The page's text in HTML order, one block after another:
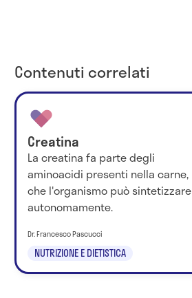
Contenuti correlati
Creatina
La creatina fa parte degli
aminoacidi presenti nella carne,
che l'organismo può sintetizzare
autonomamente.
NUTRIZIONE E DIETISTICA
Dr. Francesco Pascucci